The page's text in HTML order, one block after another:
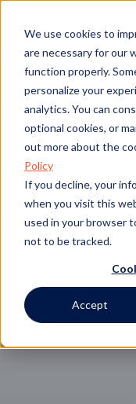
We use cookies to
are necessary for our
function properly.
personalize your
analytics. You can
optional cookies, or
out more about the
Policy
If you decline, your
when you visit this
used in your browser
not to be tracked.
Accept